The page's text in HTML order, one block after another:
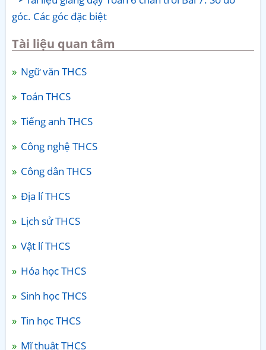
góc. Các góc đặc biệt
Tài liệu quan tâm
Ngữ văn THCS
Toán THCS
Tiếng anh THCS
Công nghệ THCS
Công dân THCS
Địa lí THCS
Lịch sử THCS
Vật lí THCS
Hóa học THCS
Sinh học THCS
Tin học THCS
Mĩ thuật THCS